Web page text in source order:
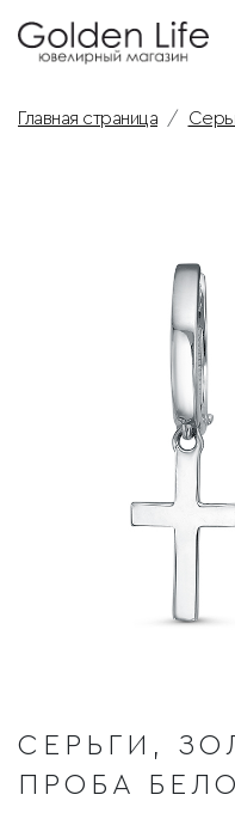
Главная страница
СЕРЬГИ,
ПРОБА